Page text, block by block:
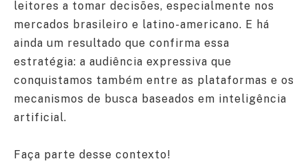
leitores a tomar decisões, especialmente nos
mercados brasileiro e latino-americano. E há
ainda um resultado que confirma essa
estratégia: a audiência expressiva que
conquistamos também entre as plataformas e os
mecanismos de busca baseados em inteligência
artificial.
Faça parte desse contexto!